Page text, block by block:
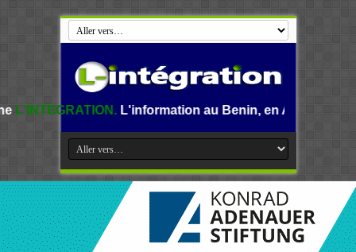
L'information au Benin, en Afrique et dans le monde.